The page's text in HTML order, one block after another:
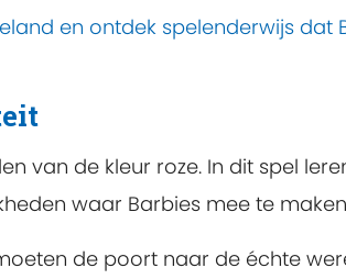
en ontdek spelenderwijs dat
van de kleur roze. In dit spel
waar Barbies mee te
de poort naar de échte